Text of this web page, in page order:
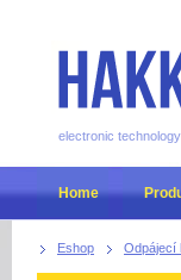
Eshop Odpájecí
electronic
Home